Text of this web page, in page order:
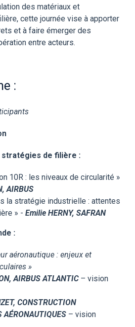
des matériaux et
cette journée vise à apporter
et à faire émerger des
entre acteurs.
:
stratégies de filière :
10R : les niveaux de circularité »
AIRBUS
la stratégie industrielle : attentes
» - Emilie HERNY, SAFRAN
:
aéronautique : enjeux et
»
AIRBUS ATLANTIC– vision
CONSTRUCTION
AÉRONAUTIQUES – vision